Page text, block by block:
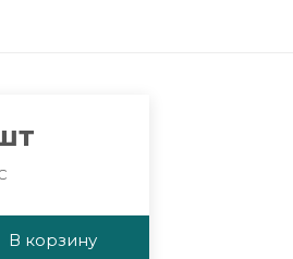
В корзину